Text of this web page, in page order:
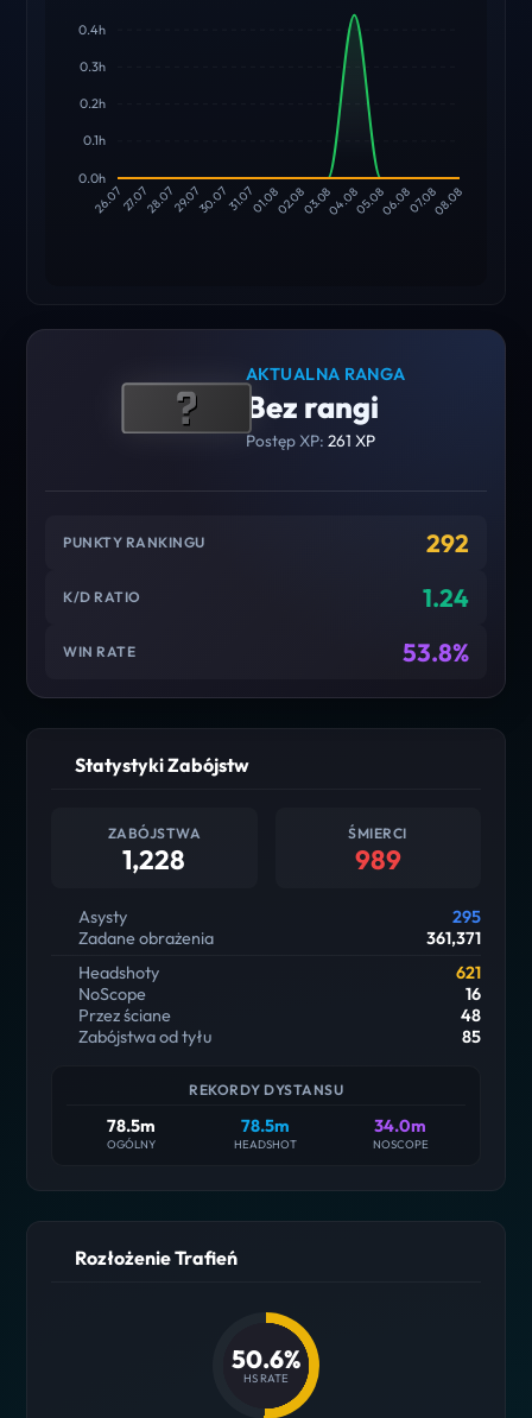
0.4h
0.3h
0.2h
0.1h
0.0h
26.0727.0728.0729.0730.0731.0701.0802.0803.0804.0805.0806.0807.0808.08
AKTUALNA RANGA
Bez rangi
Postęp XP: 261 XP
PUNKTY RANKINGU 292
K/D RATIO 1.24
WIN RATE 53.8%
Statystyki Zabójstw
ZABÓJSTWA
1,228
ŚMIERCI
989
Asysty
295
Zadane obrażenia
361,371
Headshoty
621
NoScope
16
Przez ściane
48
Zabójstwa od tyłu
85
REKORDY DYSTANSU
78.5m
OGÓLNY
78.5m
HEADSHOT
34.0m
NOSCOPE
Rozłożenie Trafień
50.6%
HS RATE